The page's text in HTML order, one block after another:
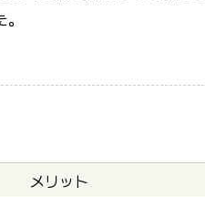
メリット